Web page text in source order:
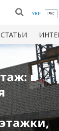
УКР РУС
СТАТЬИ
в